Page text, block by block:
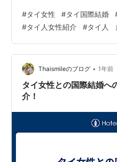
り、それは文化や歴史的背景
はタイ人女性の魅力だけでな
の特徴、さらに日本人との
ていきます。 タイ人女性の
人女性は、彼女たちの素敵な
「微笑みの国」とも呼ばれ
#タイ女性 #タイ国際結婚
#タイ人女性紹介 #タイ人
Thaismileのブログ • 1年前
タイ女性との国際結婚へ
介！